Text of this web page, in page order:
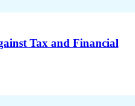
Tax and Financial